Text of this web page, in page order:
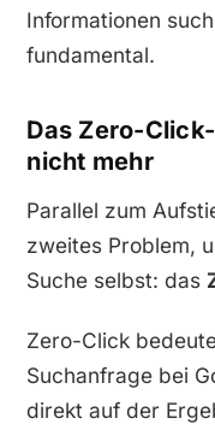
Informationen
fundamental.
Das Zero-
nicht mehr
Parallel zum
zweites Problem,
Suche selbst: das
Zero-Click
Suchanfrage bei
direkt auf der